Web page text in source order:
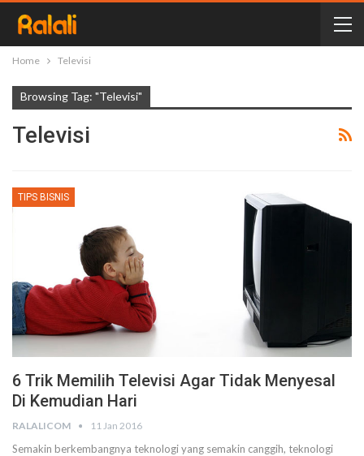
Home Televisi
Browsing Tag: "Televisi"
Televisi
TIPS BISNIS
6 Trik Memilih Televisi Agar Tidak Menyesal
Di Kemudian Hari
RALALICOM 11 Jan 2016
Semakin berkembangnya teknologi yang semakin canggih, teknologi